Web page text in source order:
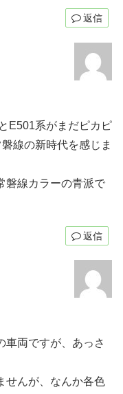
返信
E501系がまだピカピ
線の新時代を感じま
磐線カラーの青派で
返信
車両ですが、あっさ
せんが、なんか各色